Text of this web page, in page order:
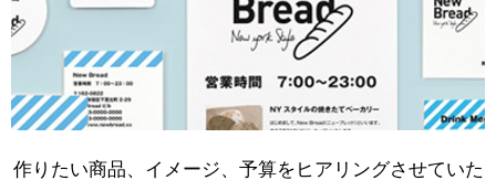
作りたい商品、イメージ、予算をヒアリングさせていた